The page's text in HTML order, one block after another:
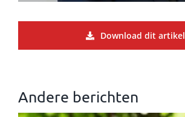
Download dit artikel
Andere berichten